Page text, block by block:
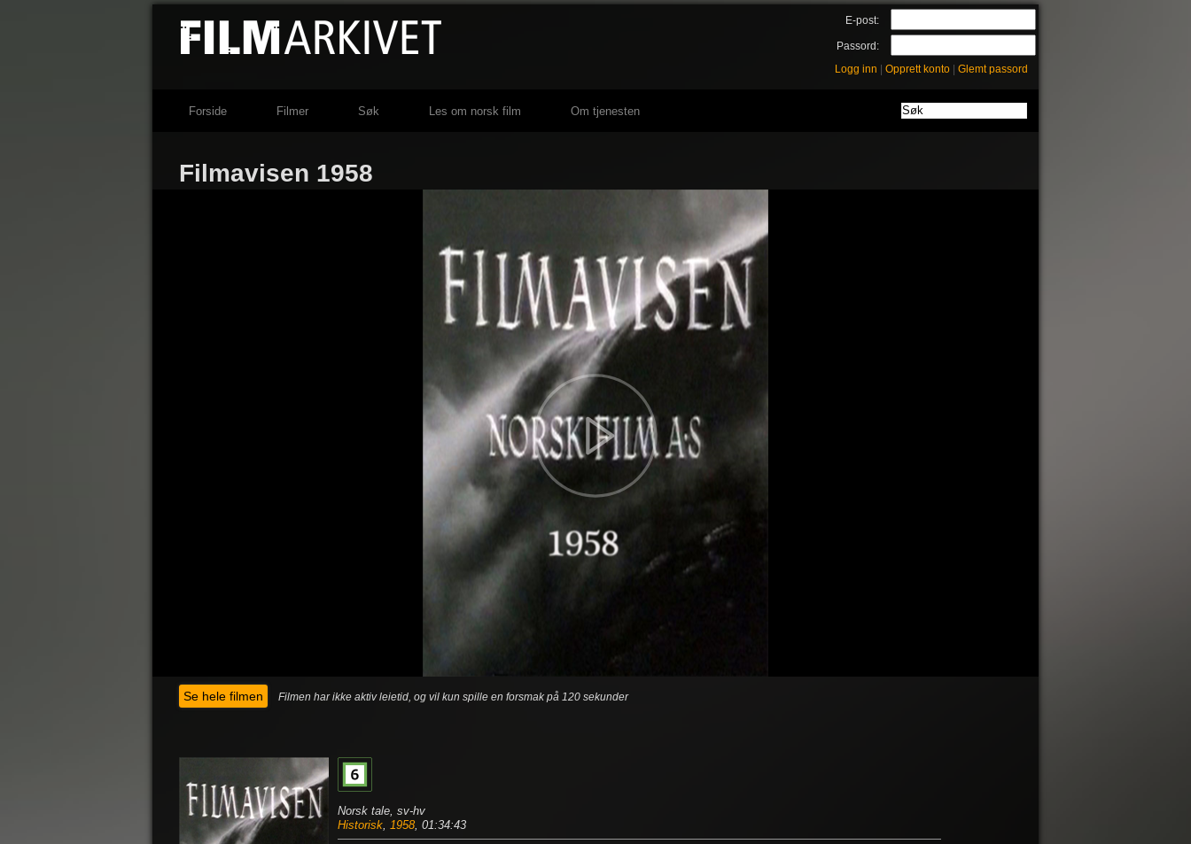
E-post:
Passord:
Logg inn
Opprett konto Glemt passord
Forside Filmer Søk Les om norsk film Om tjenesten
Filmavisen 1958
Se hele filmen Filmen har ikke aktiv leietid, og vil kun spille en forsmak på 120 sekunder
Norsk tale, sv-hv
Historisk, 1958, 01:34:43